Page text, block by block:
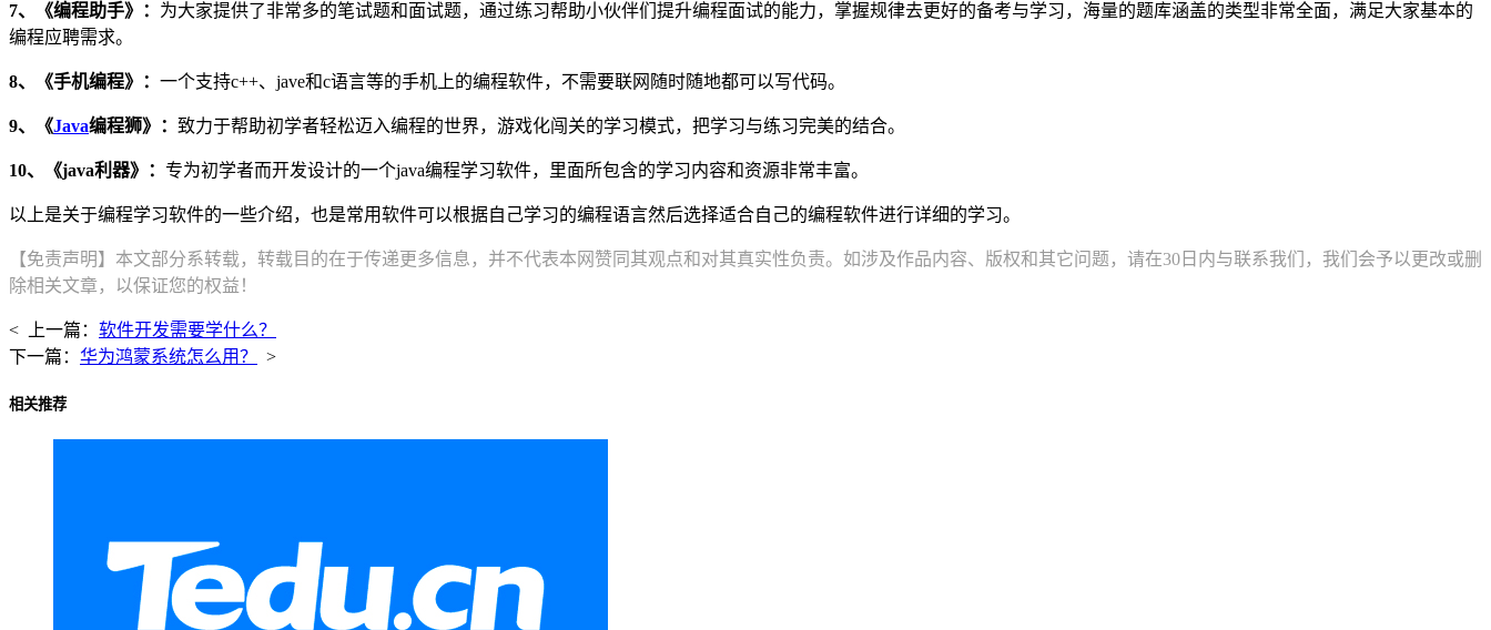
7、《编程助手》： 为大家提供了非常多的笔试题和面试题，通过练习帮助小伙伴们提升编程面试的能力，掌握规律去更好的备考与学习，海量的题库涵盖的类型非常全面，满足大家基本的
编程应聘需求。
8、《手机编程》： 一个支持c++、jave和c语言等的手机上的编程软件，不需要联网随时随地都可以写代码。
9、《Java编程狮》： 致力于帮助初学者轻松迈入编程的世界，游戏化闯关的学习模式，把学习与练习完美的结合。
10、《java利器》： 专为初学者而开发设计的一个java编程学习软件，里面所包含的学习内容和资源非常丰富。
以上是关于编程学习软件的一些介绍，也是常用软件可以根据自己学习的编程语言然后选择适合自己的编程软件进行详细的学习。
【免责声明】本文部分系转载，转载目的在于传递更多信息，并不代表本网赞同其观点和对其真实性负责。如涉及作品内容、版权和其它问题，请在30日内与联系我们，我们会予以更改或删
除相关文章，以保证您的权益！
< 上一篇： 软件开发需要学什么？
下一篇： 华为鸿蒙系统怎么用？ >
相关推荐